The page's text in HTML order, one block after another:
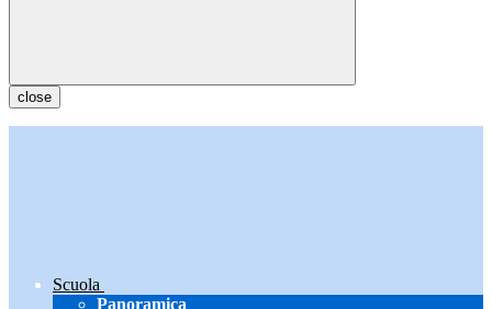
close
Scuola
Panoramica